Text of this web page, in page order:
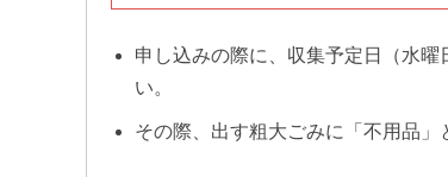
申し込みの際に、収集予定日（水
い。
その際、出す粗大ごみに「不用品」